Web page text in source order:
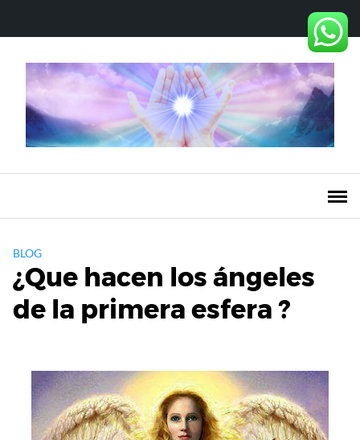
contenido
BLOG
¿Que hacen los ángeles
de la primera esfera ?